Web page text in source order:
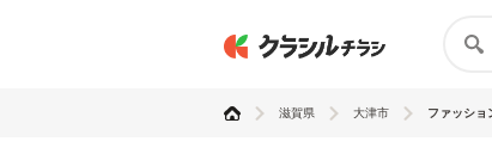
滋賀県 大津市 ファッショ